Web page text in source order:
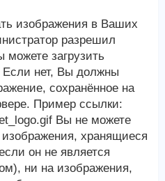
изображения в Ваших
разрешил
загрузить
нет, Вы должны
сохранённое на
Пример ссылки:
Вы не можете
хранящиеся
он не является
ни на изображения,